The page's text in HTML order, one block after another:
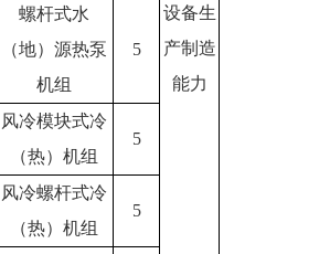
设备生
产制造
能力
螺杆式水
（地）源热泵
机组
5
风冷模块式冷
（热）机组
5
风冷螺杆式冷
（热）机组
5